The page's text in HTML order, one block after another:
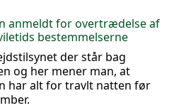
anmeldt for overtrædelse af
bestemmelserne
der står bag
og her mener man, at
har alt for travlt natten før